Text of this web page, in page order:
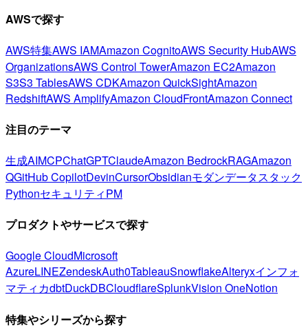
AWSで探す
AWS特集AWS IAMAmazon CognitoAWS Security HubAWS
OrganizationsAWS Control TowerAmazon EC2Amazon
S3S3 TablesAWS CDKAmazon QuickSightAmazon
RedshiftAWS AmplifyAmazon CloudFrontAmazon Connect
注目のテーマ
生成AIMCPChatGPTClaudeAmazon BedrockRAGAmazon
QGitHub CopilotDevinCursorObsidianモダンデータスタック
PythonセキュリティPM
プロダクトやサービスで探す
Google CloudMicrosoft
AzureLINEZendeskAuth0TableauSnowflakeAlteryxインフォ
マティカdbtDuckDBCloudflareSplunkVision OneNotion
特集やシリーズから探す